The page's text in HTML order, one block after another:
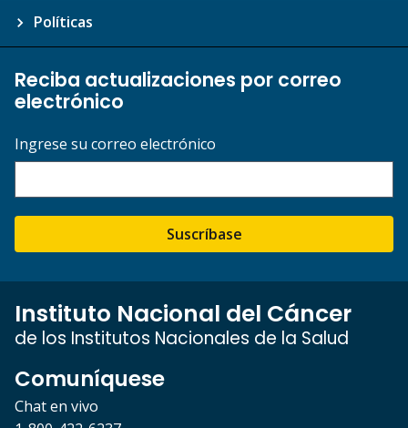
Políticas
Reciba actualizaciones por correo
electrónico
Ingrese su correo electrónico
Suscríbase
Instituto Nacional del Cáncer
de los Institutos Nacionales de la Salud
Comuníquese
Chat en vivo